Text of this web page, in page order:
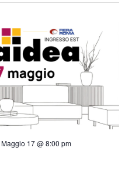
viste
Maggio 17 @ 8:00 pm